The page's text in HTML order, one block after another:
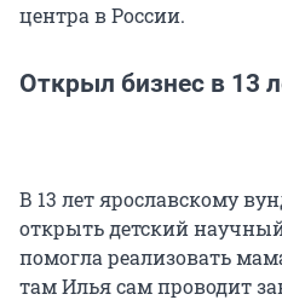
центра в России.
Открыл бизнес в 13
В 13 лет ярославскому
открыть детский
помогла реализовать
там Илья сам проводит